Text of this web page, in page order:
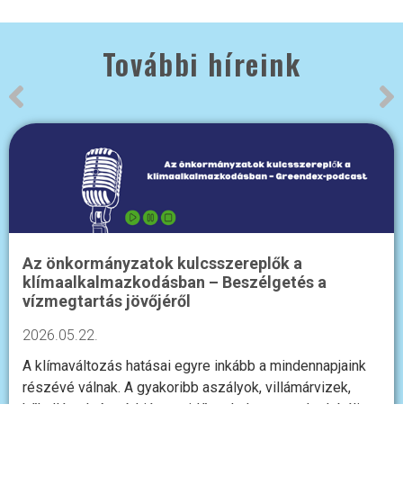
További híreink
Az önkormányzatok kulcsszereplők a
klímaalkalmazkodásban – Beszélgetés a
vízmegtartás jövőjéről
2026.05.22.
A klímaváltozás hatásai egyre inkább a mindennapjaink
részévé válnak. A gyakoribb aszályok, villámárvizek,
hőhullámok és vízhiányos időszakok nemcsak globális,